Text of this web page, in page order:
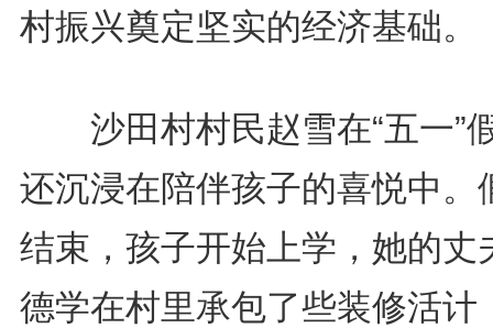
村振兴奠定坚实的经济基础。
沙田村村民赵雪在“五一”
还沉浸在陪伴孩子的喜悦中。
结束，孩子开始上学，她的丈
德学在村里承包了些装修活计